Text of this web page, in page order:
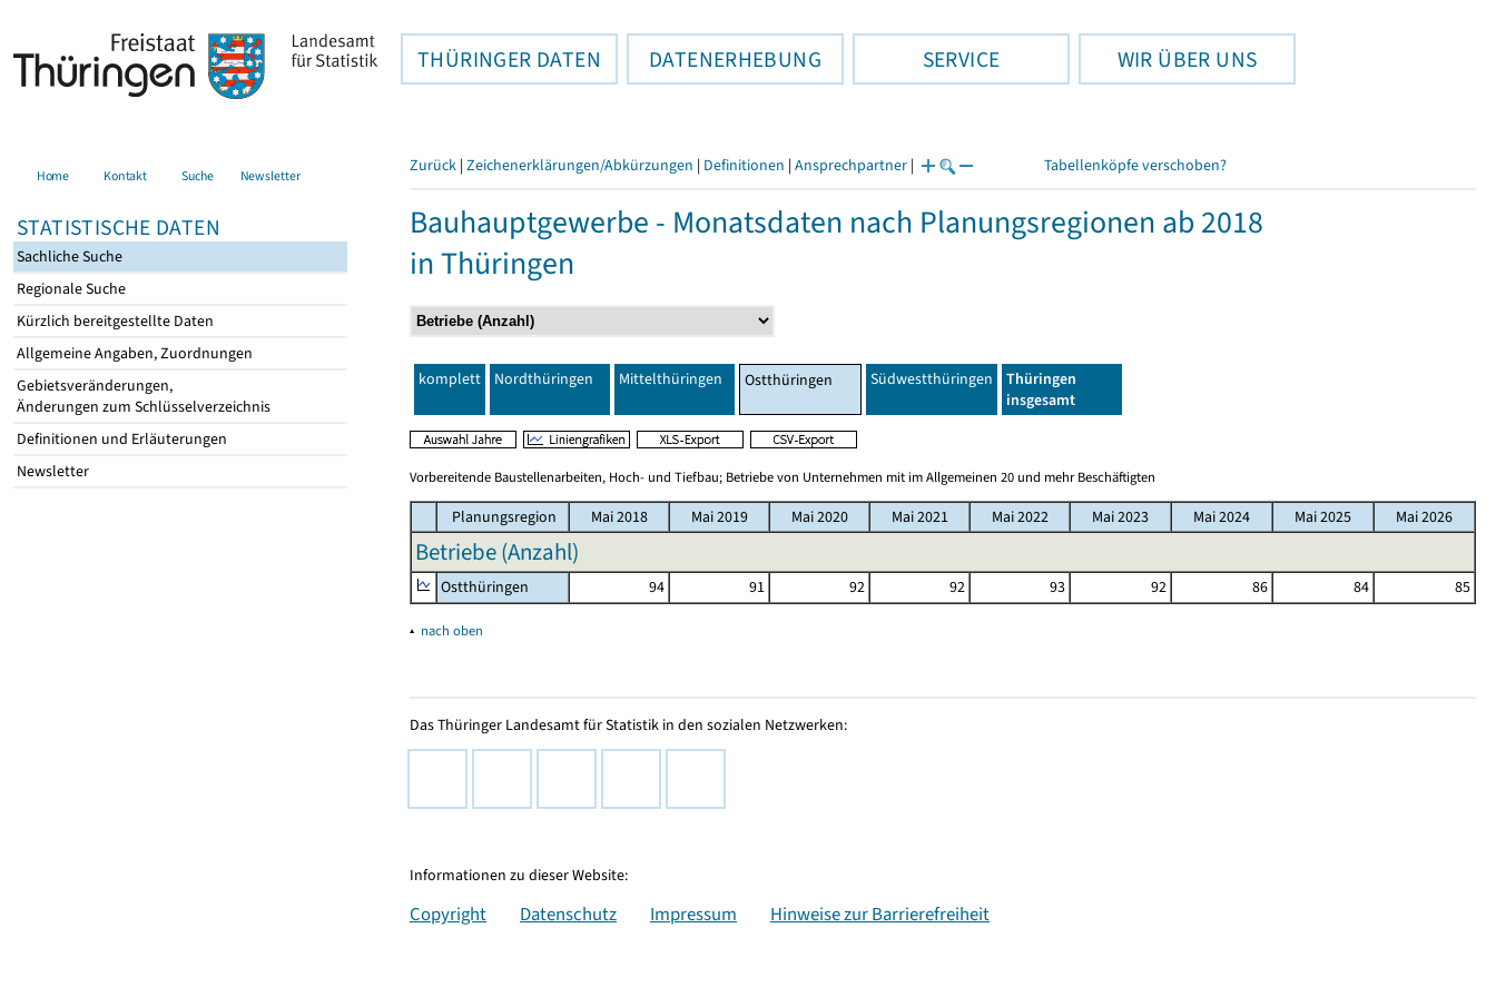
THÜRINGER DATEN DATENERHEBUNG SERVICE WIR ÜBER UNS
Home Kontakt Suche Newsletter
STATISTISCHE DATEN
Sachliche Suche
Regionale Suche
Kürzlich bereitgestellte Daten
Allgemeine Angaben, Zuordnungen
Gebietsveränderungen,
Änderungen zum Schlüsselverzeichnis
Definitionen und Erläuterungen
Newsletter
Zurück | Zeichenerklärungen/Abkürzungen | Definitionen | Ansprechpartner | Tabellenköpfe verschoben?
Bauhauptgewerbe - Monatsdaten nach Planungsregionen ab 2018
in Thüringen
komplett Nordthüringen Mittelthüringen Ostthüringen Südwestthüringen
Thüringen
insgesamt
Vorbereitende Baustellenarbeiten, Hoch- und Tiefbau; Betriebe von Unternehmen mit im Allgemeinen 20 und mehr Beschäftigten
Planungsregion Mai 2018 Mai 2019 Mai 2020 Mai 2021 Mai 2022 Mai 2023 Mai 2024 Mai 2025 Mai 2026
Betriebe (Anzahl)
Ostthüringen 94 91 92 92 93 92 86 84 85
▴ nach oben
Das Thüringer Landesamt für Statistik in den sozialen Netzwerken:
Informationen zu dieser Website:
Copyright Datenschutz Impressum Hinweise zur Barrierefreiheit